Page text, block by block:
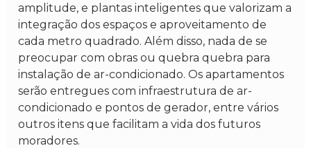
amplitude, e plantas inteligentes que valorizam a
integração dos espaços e aproveitamento de
cada metro quadrado. Além disso, nada de se
preocupar com obras ou quebra quebra para
instalação de ar-condicionado. Os apartamentos
serão entregues com infraestrutura de ar-
condicionado e pontos de gerador, entre vários
outros itens que facilitam a vida dos futuros
moradores.